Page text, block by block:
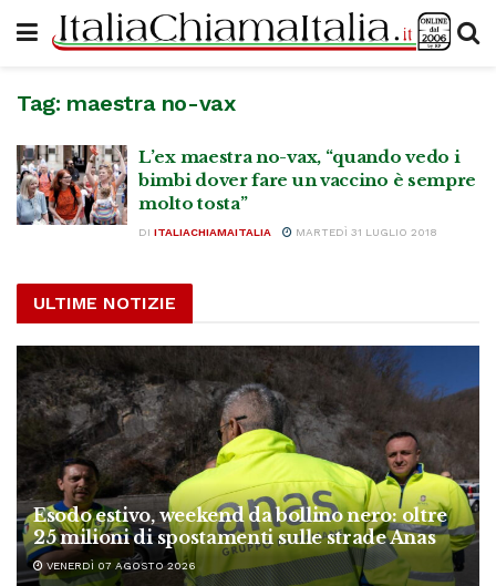
Tag: maestra no-vax
L’ex maestra no-vax, “quando vedo i
bimbi dover fare un vaccino è sempre
molto tosta”
DI ITALIACHIAMAITALIA MARTEDÌ 31 LUGLIO 2018
ULTIME NOTIZIE
Esodo estivo, weekend da bollino nero: oltre
25 milioni di spostamenti sulle strade Anas
VENERDÌ 07 AGOSTO 2026